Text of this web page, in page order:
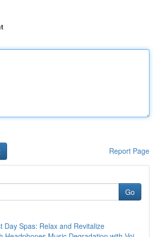
Report Page
Go
Day Spas: Relax and Revitalize